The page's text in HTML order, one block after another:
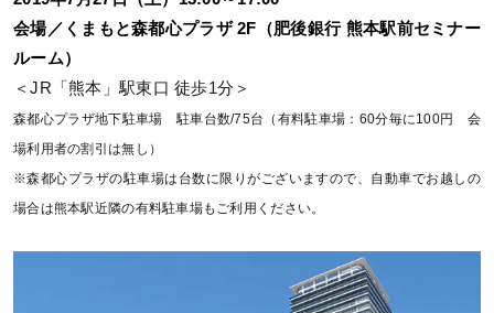
会場／くまもと森都心プラザ 2F（肥後銀行 熊本駅前セミナー
ルーム）
＜JR「熊本」駅東口 徒歩1分＞
森都心プラザ地下駐車場 駐車台数/75台（有料駐車場：60分毎に100円 会
場利用者の割引は無し）
※森都心プラザの駐車場は台数に限りがございますので、自動車でお越しの
場合は熊本駅近隣の有料駐車場もご利用ください。